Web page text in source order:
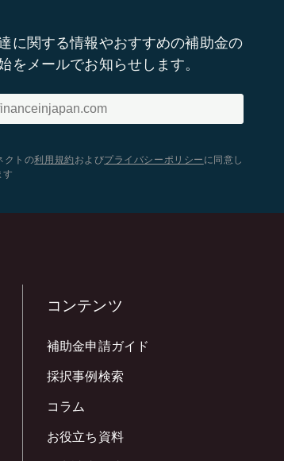
に関する情報やおすすめの補助金の
をメールでお知らせします。
クトの利用規約 およびプライバシーポリシー に同意し
す
コンテンツ
補助金申請ガイド
採択事例検索
コラム
お役立ち資料